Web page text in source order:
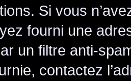
Si vous
fourni une
un filtre anti-
contactez